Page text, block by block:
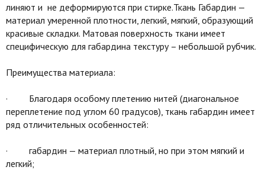
линяют и не деформируются при стирке.Ткань Габардин —
материал умеренной плотности, легкий, мягкий, образующий
красивые складки. Матовая поверхность ткани имеет
специфическую для габардина текстуру – небольшой рубчик.
Преимущества материала:
· Благодаря особому плетению нитей (диагональное
переплетение под углом 60 градусов), ткань габардин имеет
ряд отличительных особенностей:
· габардин — материал плотный, но при этом мягкий и
легкий;